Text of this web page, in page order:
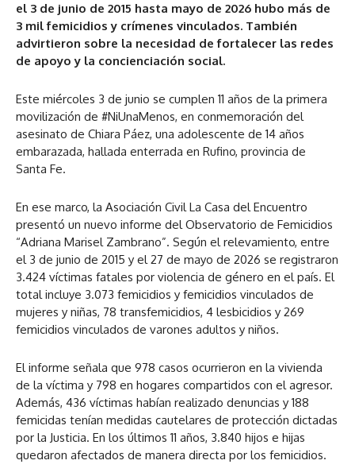
el 3 de junio de 2015 hasta mayo de 2026 hubo más de
3 mil femicidios y crímenes vinculados. También
advirtieron sobre la necesidad de fortalecer las redes
de apoyo y la concienciación social.
Este miércoles 3 de junio se cumplen 11 años de la primera
movilización de #NiUnaMenos, en conmemoración del
asesinato de Chiara Páez, una adolescente de 14 años
embarazada, hallada enterrada en Rufino, provincia de
Santa Fe.
En ese marco, la Asociación Civil La Casa del Encuentro
presentó un nuevo informe del Observatorio de Femicidios
“Adriana Marisel Zambrano”. Según el relevamiento, entre
el 3 de junio de 2015 y el 27 de mayo de 2026 se registraron
3.424 víctimas fatales por violencia de género en el país. El
total incluye 3.073 femicidios y femicidios vinculados de
mujeres y niñas, 78 transfemicidios, 4 lesbicidios y 269
femicidios vinculados de varones adultos y niños.
El informe señala que 978 casos ocurrieron en la vivienda
de la víctima y 798 en hogares compartidos con el agresor.
Además, 436 víctimas habían realizado denuncias y 188
femicidas tenían medidas cautelares de protección dictadas
por la Justicia. En los últimos 11 años, 3.840 hijos e hijas
quedaron afectados de manera directa por los femicidios.